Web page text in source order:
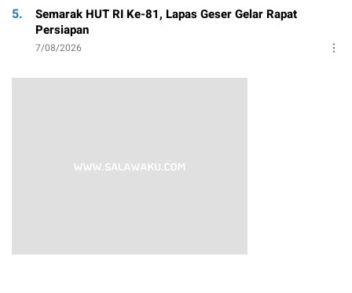
5.
Semarak HUT RI Ke-81, Lapas Geser Gelar Rapat
Persiapan
7/08/2026